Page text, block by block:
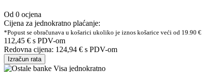
Od 0 ocjena
Cijena za jednokratno plaćanje:
*Popust se obračunava u košarici ukoliko je iznos košarice veći od 19.90 €
112,45 € s PDV-om
Redovna cijena: 124,94 € s PDV-om
Izračun rata